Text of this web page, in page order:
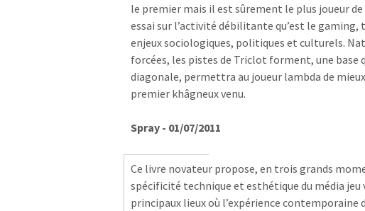
le premier mais il est sûrement le plus joueur de
essai sur l’activité débilitante qu’est le gaming,
enjeux sociologiques, politiques et culturels.
forcées, les pistes de Triclot forment, une base
diagonale, permettra au joueur lambda de
premier khâgneux venu.
Spray - 01/07/2011
Ce livre novateur propose, en trois grands
spécificité technique et esthétique du média jeu
principaux lieux où l’expérience contemporaine